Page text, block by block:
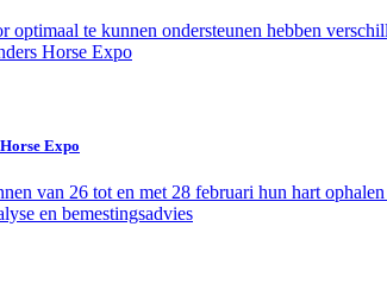
optimaal te kunnen ondersteunen hebben
Expo
van 26 tot en met 28 februari hun hart